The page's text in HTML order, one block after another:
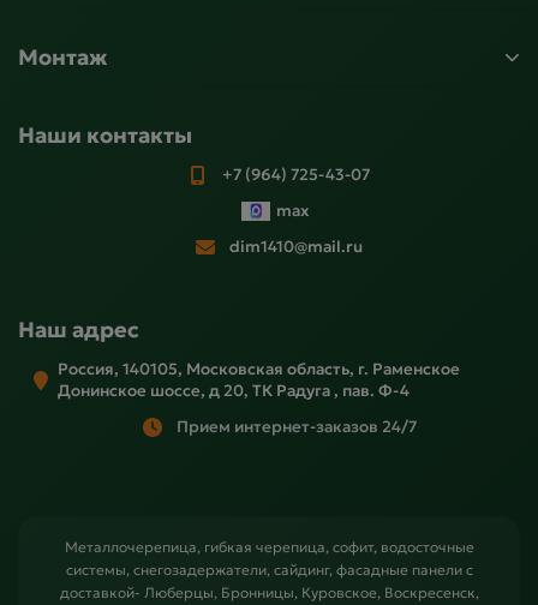
Монтаж
Наши контакты
+7 (964) 725-43-07
max
dim1410@mail.ru
Наш адрес
Россия, 140105, Московская область, г. Раменское
Донинское шоссе, д 20, ТК Радуга , пав. Ф-4
Прием интернет-заказов 24/7
Металлочерепица, гибкая черепица, софит, водосточные
системы, снегозадержатели, сайдинг, фасадные панели с
доставкой- Люберцы, Бронницы, Куровское, Воскресенск,